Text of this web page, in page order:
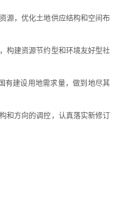
源，优化土地供应结构和空间布
构建资源节约型和环境友好型社
建设用地需求量，做到地尽其
方向的调控，认真落实新修订